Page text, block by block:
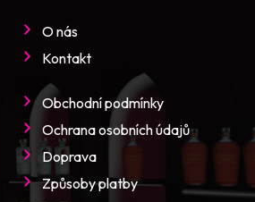
O nás
Kontakt
Obchodní podmínky
Ochrana osobních údajů
Doprava
Způsoby platby